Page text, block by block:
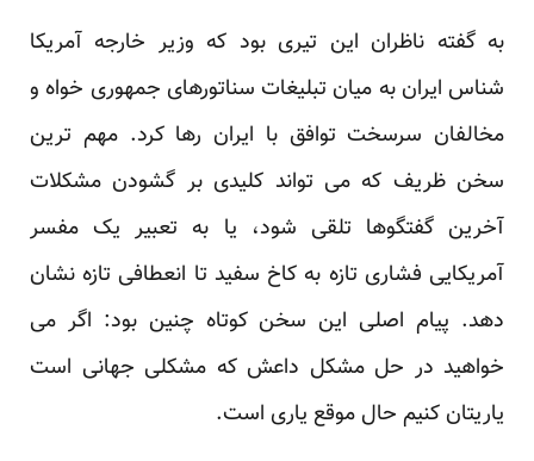
به گفته ناظران این تیری بود که وزیر خارجه آمریکا
شناس ایران به میان تبلیغات سناتورهای جمهوری خواه و
مخالفان سرسخت توافق با ایران رها کرد. مهم ترین
سخن ظریف که می تواند کلیدی بر گشودن مشکلات
آخرین گفتگوها تلقی شود، یا به تعبیر یک مفسر
آمریکایی فشاری تازه به کاخ سفید تا انعطافی تازه نشان
دهد. پیام اصلی این سخن کوتاه چنین بود: اگر می
خواهید در حل مشکل داعش که مشکلی جهانی است
یاریتان کنیم حال موقع یاری است.